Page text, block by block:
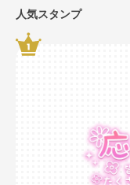
人気スタンプ